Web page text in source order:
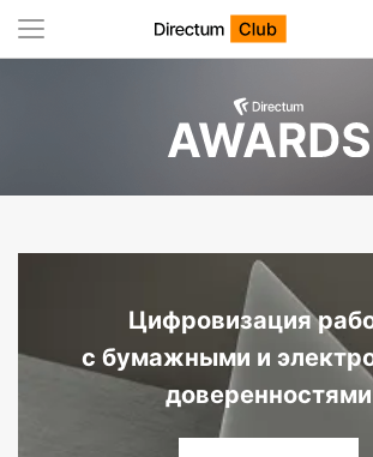
Цифровизация
с бумажными и
доверенностями